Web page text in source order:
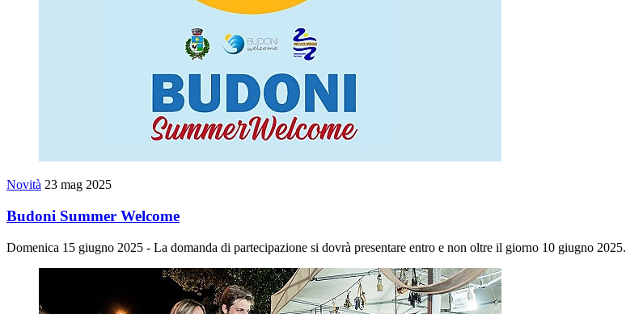
Novità 23 mag 2025
Budoni Summer Welcome
Domenica 15 giugno 2025 - La domanda di partecipazione si dovrà presentare entro e non oltre il giorno 10 giugno 2025.